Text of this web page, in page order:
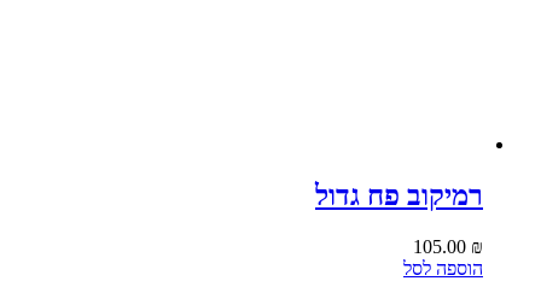
רמיקוב פח גדול
105.00 ₪
הוספה לסל